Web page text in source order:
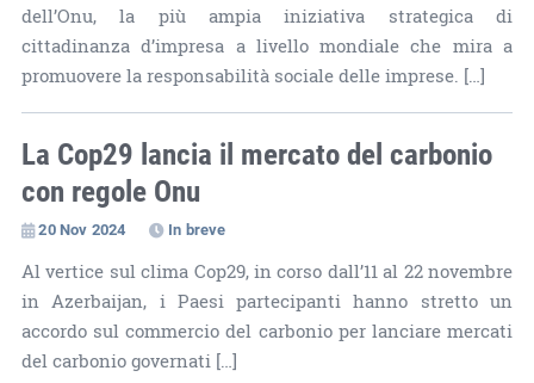
dell’Onu, la più ampia iniziativa strategica di
cittadinanza d’impresa a livello mondiale che mira a
promuovere la responsabilità sociale delle imprese. […]
La Cop29 lancia il mercato del carbonio
con regole Onu
20 Nov 2024 In breve
Al vertice sul clima Cop29, in corso dall’11 al 22 novembre
in Azerbaijan, i Paesi partecipanti hanno stretto un
accordo sul commercio del carbonio per lanciare mercati
del carbonio governati […]